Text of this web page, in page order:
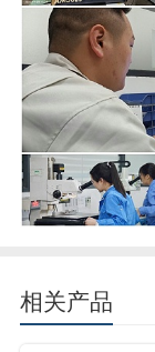
相关产品